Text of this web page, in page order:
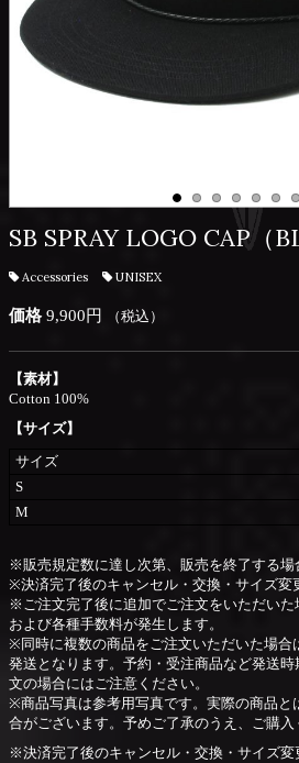
SB SPRAY LOGO CAP（
Accessories UNISEX
価格 9,900円 （税込）
【素材】
Cotton 100%
【サイズ】
サイズ
S
M
※販売規定数に達し次第、販売を終了する場
※決済完了後のキャンセル・交換・サイズ変
※ご注文完了後に追加でご注文をいただい
および各種手数料が発生します。
※同時に複数の商品をご注文いただいた場合
発送となります。予約・受注商品など発送
文の場合にはご注意ください。
※商品写真は参考用写真です。実際の商品と
合がございます。予めご了承のうえ、ご購入
※決済完了後のキャンセル・交換・サイズ変